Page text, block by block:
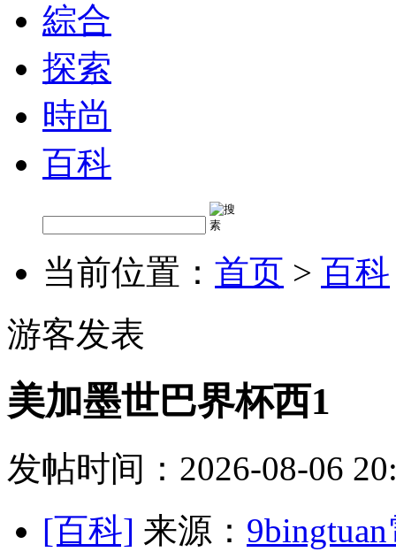
綜合
探索
時尚
百科
当前位置： 首页 > 百科
游客发表
美加墨世巴界杯西1
发帖时间：2026-08-06
[百科] 来源：